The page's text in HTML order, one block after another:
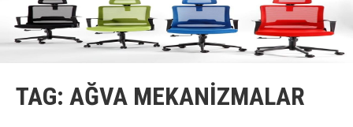
TAG: AĞVA MEKANIZMALAR